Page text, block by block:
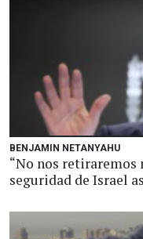
BENJAMIN NETANYAHU
“No nos retiraremos
seguridad de Israel